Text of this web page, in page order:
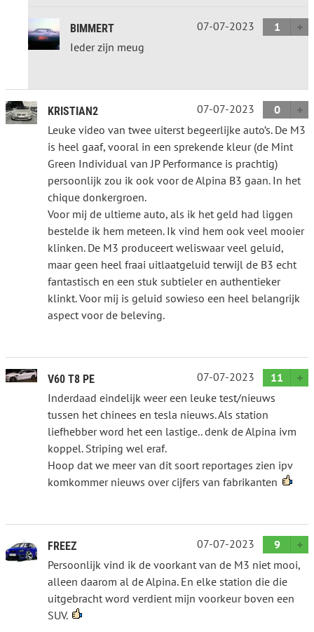
BIMMERT 07-07-2023
1
Ieder zijn meug
KRISTIAN2 07-07-2023
0
Leuke video van twee uiterst begeerlijke auto’s. De M3
is heel gaaf, vooral in een sprekende kleur (de Mint
Green Individual van JP Performance is prachtig)
persoonlijk zou ik ook voor de Alpina B3 gaan. In het
chique donkergroen.
Voor mij de ultieme auto, als ik het geld had liggen
bestelde ik hem meteen. Ik vind hem ook veel mooier
klinken. De M3 produceert weliswaar veel geluid,
maar geen heel fraai uitlaatgeluid terwijl de B3 echt
fantastisch en een stuk subtieler en authentieker
klinkt. Voor mij is geluid sowieso een heel belangrijk
aspect voor de beleving.
V60 T8 PE 07-07-2023
11
Inderdaad eindelijk weer een leuke test/nieuws
tussen het chinees en tesla nieuws. Als station
liefhebber word het een lastige.. denk de Alpina ivm
koppel. Striping wel eraf.
Hoop dat we meer van dit soort reportages zien ipv
komkommer nieuws over cijfers van fabrikanten
FREEZ 07-07-2023
9
Persoonlijk vind ik de voorkant van de M3 niet mooi,
alleen daarom al de Alpina. En elke station die die
uitgebracht word verdient mijn voorkeur boven een
SUV.